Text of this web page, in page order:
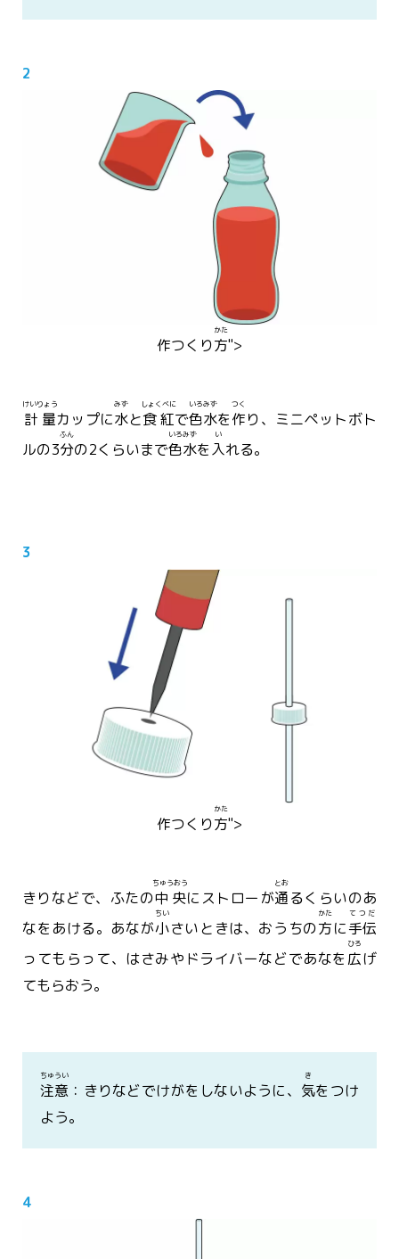
2
作つく り方
かた
">
計量
けいりょう
カップに水
みず
と食紅
しょくべに
で色水
いろみず
を作
つく
り、ミニペットボト
ルの3分
ふん
の2くらいまで色
いろ
水
みず
を入
い
れる。
3
作つく り方
かた
">
きりなどで、ふたの中央
ちゅうおう
にストローが通
とお
るくらいのあ
なをあける。あなが小
ちい
さいときは、おうちの方
かた
に手伝
てつだ
ってもらって、はさみやドライバーなどであなを 広
ひろ
げ
てもらおう。
注意
ちゅうい
：きりなどでけがをしないように、 気
き
をつけ
よう。
4